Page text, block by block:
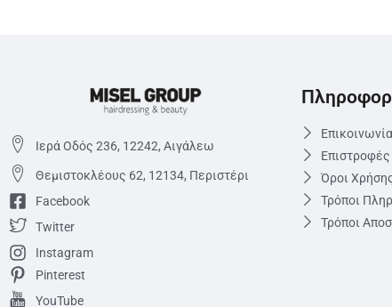
Ιερά Οδός 236, 12242, Αιγάλεω
Θεμιστoκλέους 62, 12134, Περιστέρι
Facebook
Twitter
Instagram
Pinterest
YouTube
Επικοινωνία
Επιστροφές
Όροι
Τρόποι
Τρόποι